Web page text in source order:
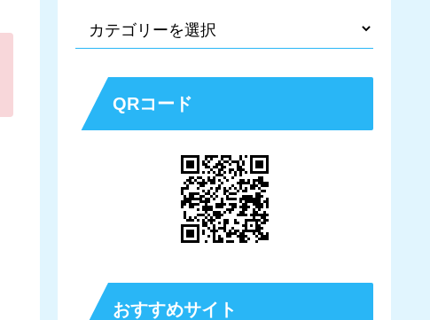
QRコード
おすすめサイト